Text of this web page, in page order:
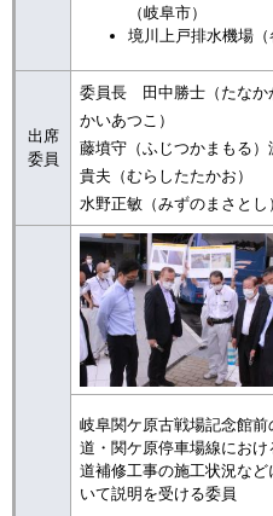
（岐阜市）
境川上戸排水機場（
出席
委員
委員長 田中勝士（たな
かいあつこ）
藤墳守（ふじつかまもる
貴夫（むらしたたかお）
水野正敏（みずのまさとし
岐阜関ケ原古戦場記念館前
道・関ケ原停車場線におけ
道補修工事の施工状況など
いて説明を受ける委員